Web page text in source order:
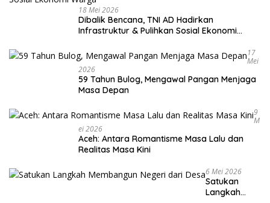
18 Mei 2026
Dibalik Bencana, TNI AD Hadirkan
Infrastruktur & Pulihkan Sosial Ekonomi
17
Mei
2026
59 Tahun Bulog, Mengawal Pangan Menjaga
Masa Depan
9
M
Ei 2026
Aceh: Antara Romantisme Masa Lalu dan
Realitas Masa Kini
6 Mei 2026
Satukan
Langkah